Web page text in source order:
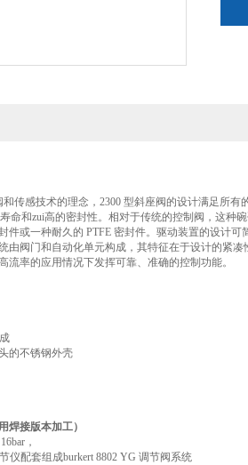
传感技术的理念，2300 型斜座阀的设计满足所
命和zui高的密封性。相对于传统的控制阀，这种
件或一种耐久的 PTFE 密封件。驱动装置的设计
由阀门和自动化单元构成，其特征在于设计的紧
流率的应用情况下发挥可靠、准确的控制功能。
的不锈钢外壳
焊接版本加工）
，
仪配套组成burkert 8802 YG 调节阀系统